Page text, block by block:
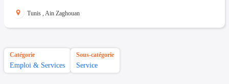
Tunis , Ain Zaghouan
Catégorie
Emploi & Services
Sous-catégorie
Service